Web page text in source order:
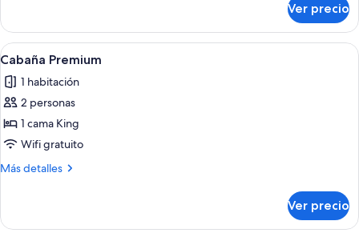
Ver precio
Abrir
todas
las
fotos
de
Cabaña
Premium
Un interior moderno con zona de
15
Cabaña Premium
1 habitación
2 personas
1 cama King
Wifi gratuito
Más detalles
Más
Premium
Ver precio